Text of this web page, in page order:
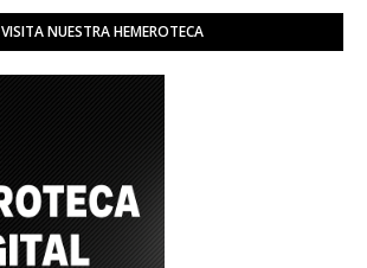
VISITA NUESTRA HEMEROTECA